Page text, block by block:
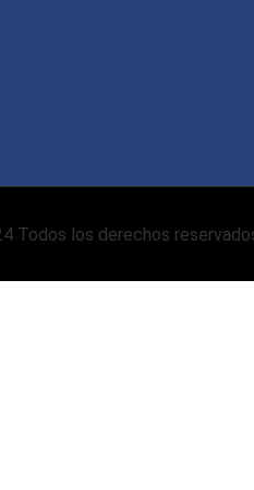
Todos los derechos